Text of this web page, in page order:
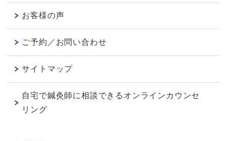
お客様の声
ご予約／お問い合わせ
サイトマップ
自宅で鍼灸師に相談できるオンラインカウンセ
リング